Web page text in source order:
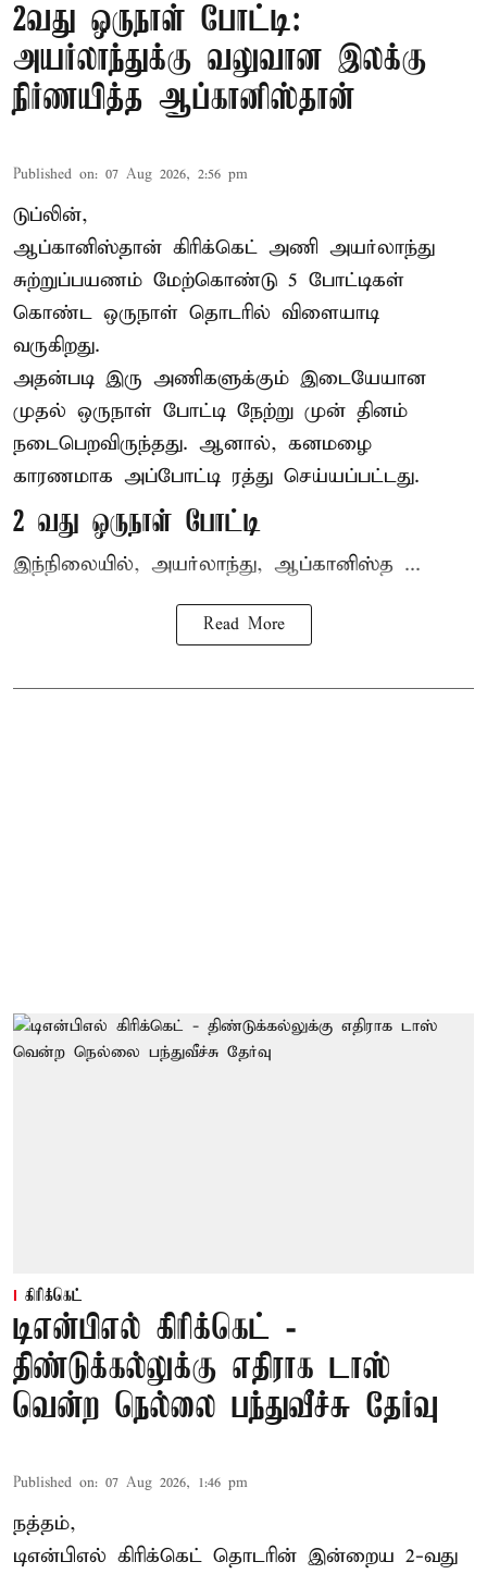
2வது ஒருநாள் போட்டி:
அயர்லாந்துக்கு வலுவான இலக்கு
நிர்ணயித்த ஆப்கானிஸ்தான்
Published on: 07 Aug 2026, 2:56 pm
டுப்லின்,
ஆப்கானிஸ்தான் கிரிக்கெட் அணி அயர்லாந்து
சுற்றுப்பயணம் மேற்கொண்டு 5 போட்டிகள்
கொண்ட ஒருநாள் தொடரில் விளையாடி
வருகிறது.
அதன்படி இரு அணிகளுக்கும் இடையேயான
முதல் ஒருநாள் போட்டி நேற்று முன் தினம்
நடைபெறவிருந்தது. ஆனால், கனமழை
காரணமாக அப்போட்டி ரத்து செய்யப்பட்டது.
2 வது ஒருநாள் போட்டி
இந்நிலையில், அயர்லாந்து, ஆப்கானிஸ்த ...
Read More
கிரிக்கெட்
டிஎன்பிஎல் கிரிக்கெட் -
திண்டுக்கல்லுக்கு எதிராக டாஸ்
வென்ற நெல்லை பந்துவீச்சு தேர்வு
Published on: 07 Aug 2026, 1:46 pm
நத்தம்,
டிஎன்பிஎல் கிரிக்கெட் தொடரின் இன்றைய 2-வது